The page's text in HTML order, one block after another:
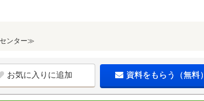
ンター≫
お気に入りに追加 資料をもらう（無料）